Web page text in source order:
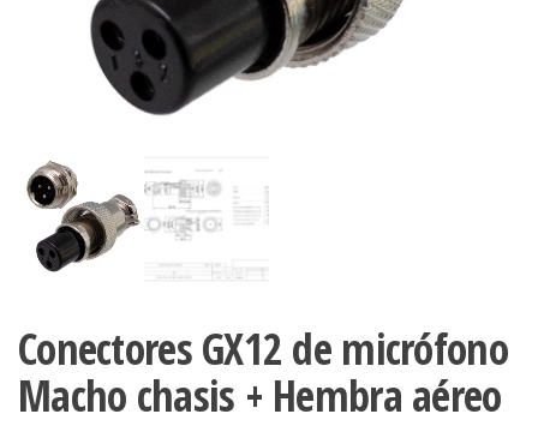
Conectores GX12 de micrófono
Macho chasis + Hembra aéreo